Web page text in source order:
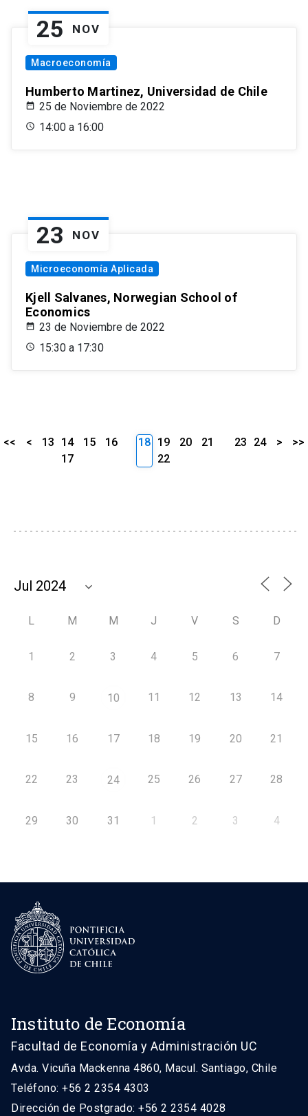
25 NOV
Macroeconomía
Humberto Martinez, Universidad de Chile
25 de Noviembre de 2022
14:00 a 16:00
23 NOV
Microeconomía Aplicada
Kjell Salvanes, Norwegian School of
Economics
23 de Noviembre de 2022
15:30 a 17:30
<< < 13 14 15
16
17
18 19 20
21
22
23 24 > >>
L M M J V S D
1 2 3 4 5 6 7
8 9 10 11 12 13 14
15 16 17 18 19 20 21
22 23 24 25 26 27 28
29 30 31 1 2 3 4
Instituto de Economía
Facultad de Economía y Administración UC
Avda. Vicuña Mackenna 4860, Macul. Santiago, Chile
Teléfono: +56 2 2354 4303
Dirección de Postgrado: +56 2 2354 4028